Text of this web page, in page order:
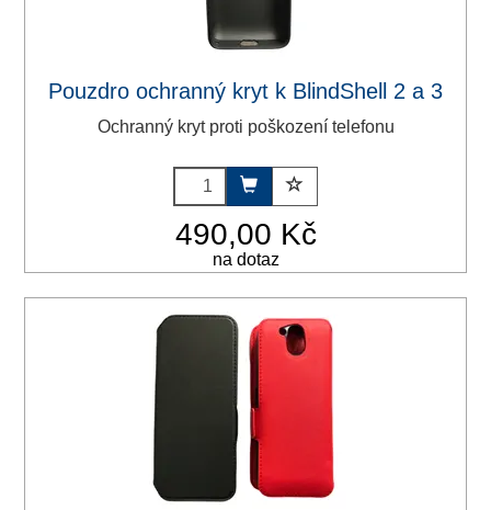
Pouzdro ochranný kryt k BlindShell 2 a 3
Ochranný kryt proti poškození telefonu
490,00 Kč
na dotaz